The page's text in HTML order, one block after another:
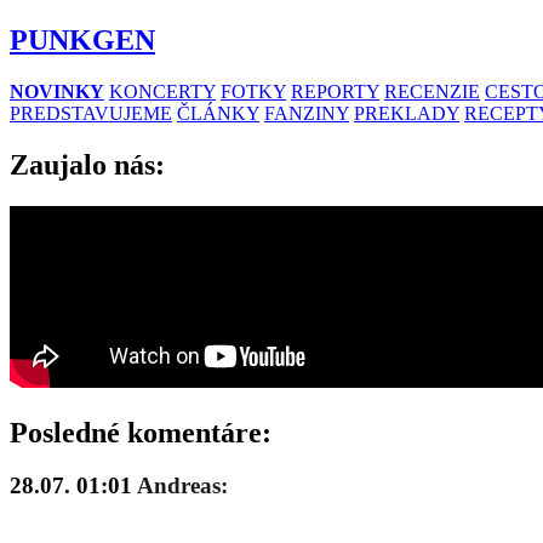
PUNKGEN
NOVINKY KONCERTY FOTKY REPORTY RECENZIE
PREDSTAVUJEME ČLÁNKY FANZINY PREKLADY
Zaujalo nás:
Posledné komentáre:
28.07. 01:01 Andreas: